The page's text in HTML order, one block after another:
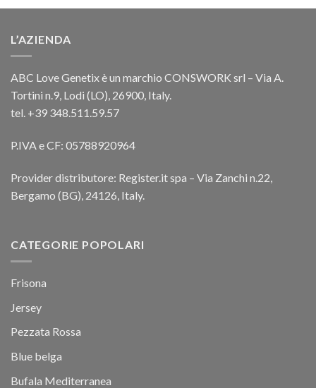
L’AZIENDA
ABC Love Genetix è un marchio CONSWORK srl – Via A.
Tortini n.9, Lodi (LO), 26900, Italy.
tel. +39 348.511.59.57
P.IVA e CF: 05788920964
Provider distributore: Register.it spa – Via Zanchi n.22,
Bergamo (BG), 24126, Italy.
CATEGORIE POPOLARI
Frisona
Jersey
Pezzata Rossa
Blue belga
Bufala Mediterranea